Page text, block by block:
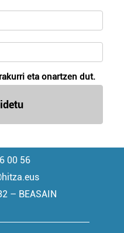
eta onartzen dut.
00 56
– BEASAIN